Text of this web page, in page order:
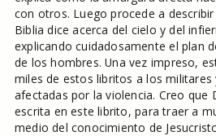
con otros. Luego procede a
Biblia dice acerca del cielo y del
explicando cuidadosamente el plan
de los hombres. Una vez impreso,
miles de estos libritos a los militares
afectadas por la violencia. Creo que
escrita en este librito, para traer a
medio del conocimiento de